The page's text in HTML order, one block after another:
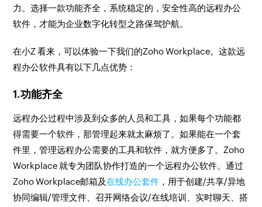
力。选择一款功能齐全，系统稳定的，安全性高的远程办公
软件，才能为企业数字化转型之路保驾护航。
在小Z 看来，可以体验一下我们的Zoho Workplace。这款远
程办公软件具有以下几点优势：
1.功能齐全
远程办公过程中涉及到众多的人员和工具，如果每个功能都
得需要一个软件，那管理起来就太麻烦了。如果能在一个套
件里，管理远程办公需要的工具和软件，就方便多了。Zoho
Workplace 就专为团队协作打造的一个远程办公软件。通过
Zoho Workplace邮箱及在线办公套件 ，用于创建/共享/异地
协同编辑/管理文件、召开网络会议/在线培训、实时聊天、搭